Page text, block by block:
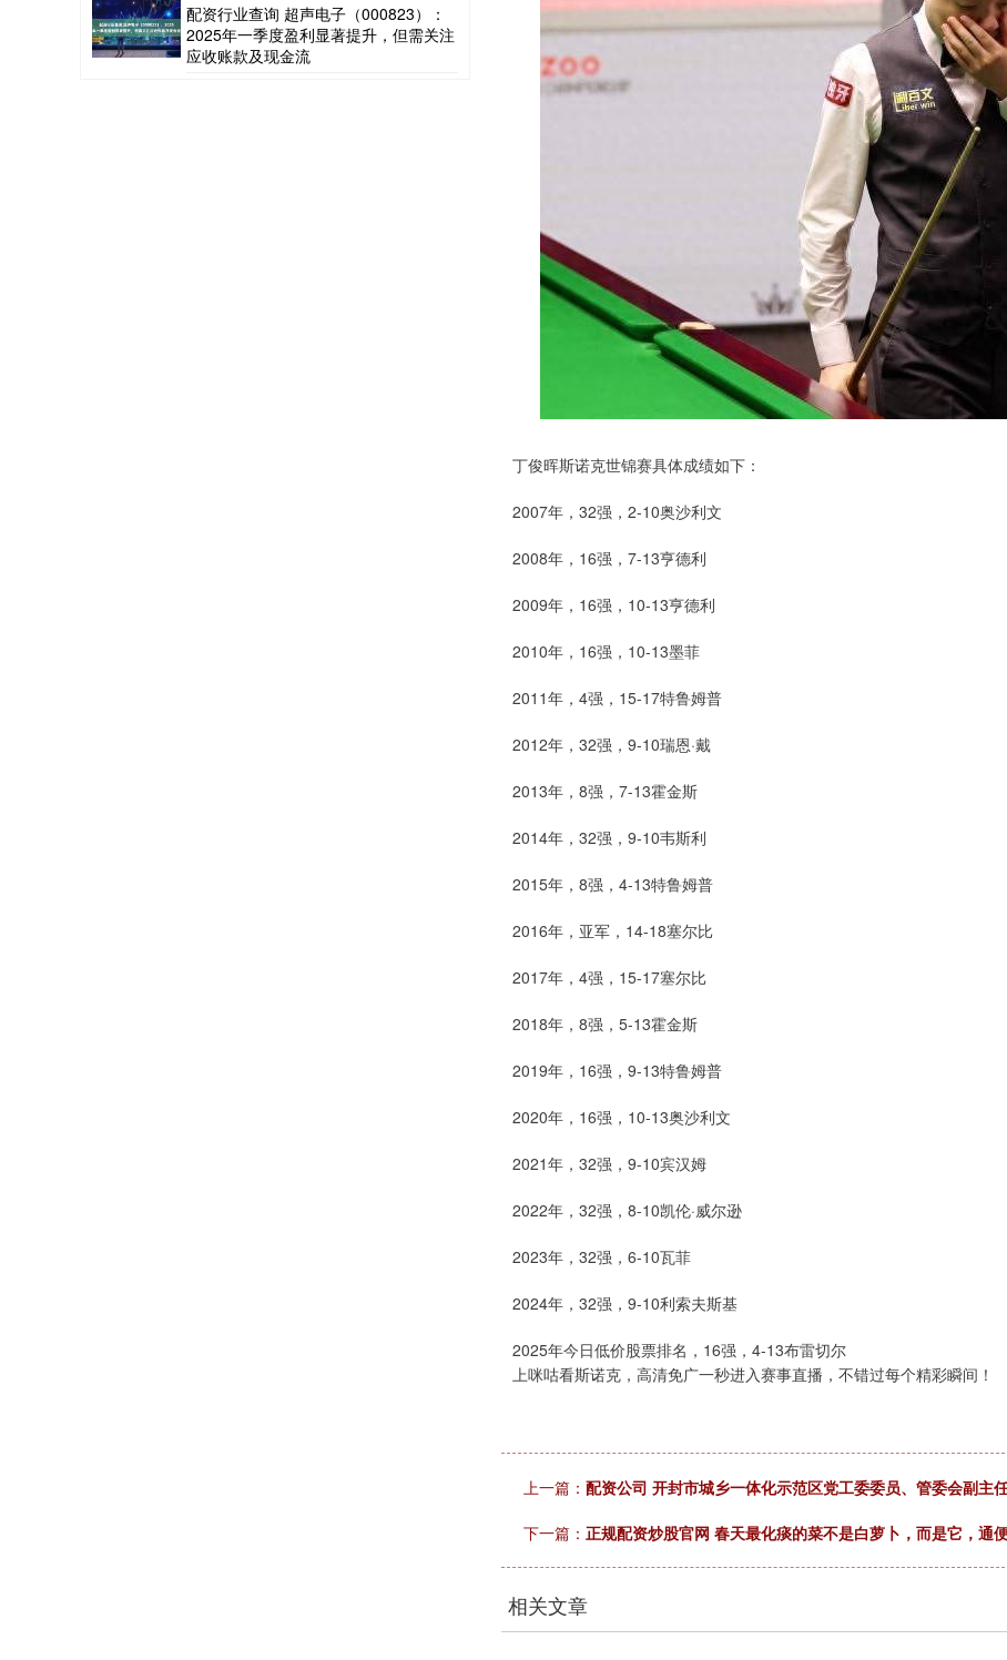
丁俊晖斯诺克世锦赛具体成绩如下：
2007年，32强，2-10奥沙利文
2008年，16强，7-13亨德利
2009年，16强，10-13亨德利
2010年，16强，10-13墨菲
2011年，4强，15-17特鲁姆普
2012年，32强，9-10瑞恩·戴
2013年，8强，7-13霍金斯
2014年，32强，9-10韦斯利
2015年，8强，4-13特鲁姆普
2016年，亚军，14-18塞尔比
2017年，4强，15-17塞尔比
2018年，8强，5-13霍金斯
2019年，16强，9-13特鲁姆普
2020年，16强，10-13奥沙利文
2021年，32强，9-10宾汉姆
2022年，32强，8-10凯伦·威尔逊
2023年，32强，6-10瓦菲
2024年，32强，9-10利索夫斯基
2025年今日低价股票排名，16强，4-13布雷切尔
上咪咕看斯诺克，高清免广一秒进入赛事直播，不错过每个精彩瞬间！
上一篇： 配资公司 开封市城乡一体化示范区党工委委员、管委会副主
下一篇： 正规配资炒股官网 春天最化痰的菜不是白萝卜，而是它，通
相关文章
配资行业查询 超声电子（000823）：
2025年一季度盈利显著提升，但需关注
应收账款及现金流